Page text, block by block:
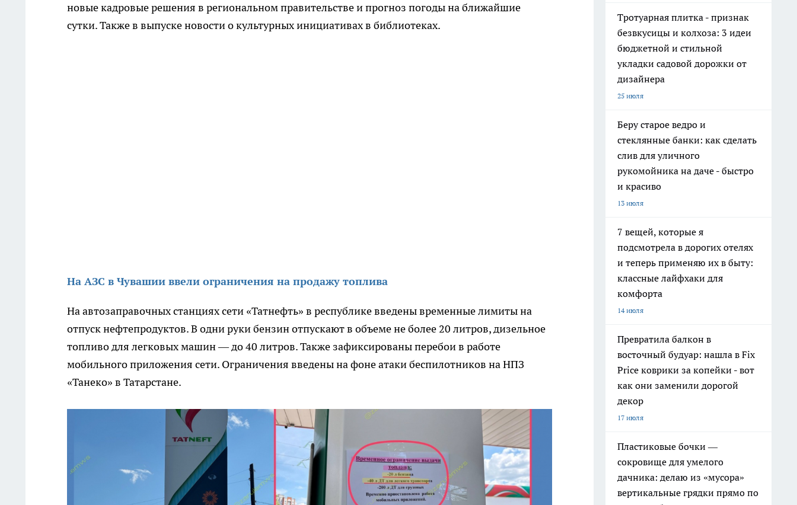
новые кадровые решения в региональном правительстве и прогноз погоды на ближайшие
сутки. Также в выпуске новости о культурных инициативах в библиотеках.
На АЗС в Чувашии ввели ограничения на продажу топлива
На автозаправочных станциях сети «Татнефть» в республике введены временные лимиты на
отпуск нефтепродуктов. В одни руки бензин отпускают в объеме не более 20 литров, дизельное
топливо для легковых машин — до 40 литров. Также зафиксированы перебои в работе
мобильного приложения сети. Ограничения введены на фоне атаки беспилотников на НПЗ
«Танеко» в Татарстане.
Тротуарная плитка - признак
безвкусицы и колхоза: 3 идеи
бюджетной и стильной
укладки садовой дорожки от
дизайнера
25 июля
Беру старое ведро и
стеклянные банки: как сделать
слив для уличного
рукомойника на даче - быстро
и красиво
13 июля
7 вещей, которые я
подсмотрела в дорогих отелях
и теперь применяю их в быту:
классные лайфхаки для
комфорта
14 июля
Превратила балкон в
восточный будуар: нашла в Fix
Price коврики за копейки - вот
как они заменили дорогой
декор
17 июля
Пластиковые бочки —
сокровище для умелого
дачника: делаю из «мусора»
вертикальные грядки прямо по